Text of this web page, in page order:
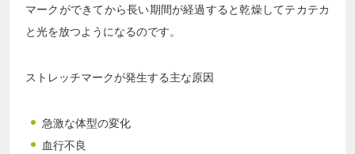
マークができてから長い期間が経過すると乾燥してテカテカ
と光を放つようになるのです。
ストレッチマークが発生する主な原因
急激な体型の変化
血行不良